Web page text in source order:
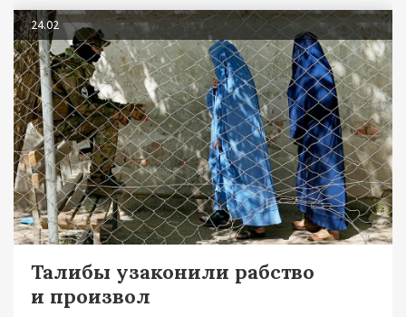
24.02
Талибы узаконили рабство
и произвол